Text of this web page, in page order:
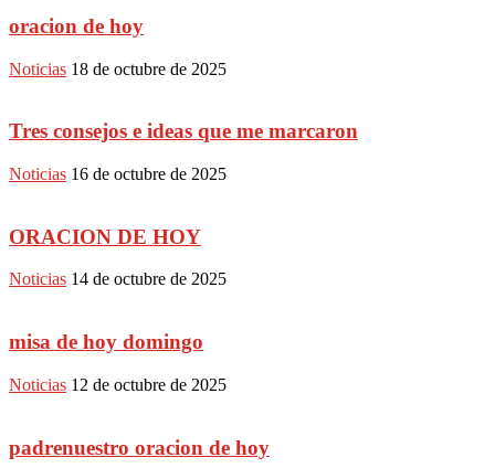
oracion de hoy
Noticias 18 de octubre de 2025
Tres consejos e ideas que me marcaron
Noticias 16 de octubre de 2025
ORACION DE HOY
Noticias 14 de octubre de 2025
misa de hoy domingo
Noticias 12 de octubre de 2025
padrenuestro oracion de hoy